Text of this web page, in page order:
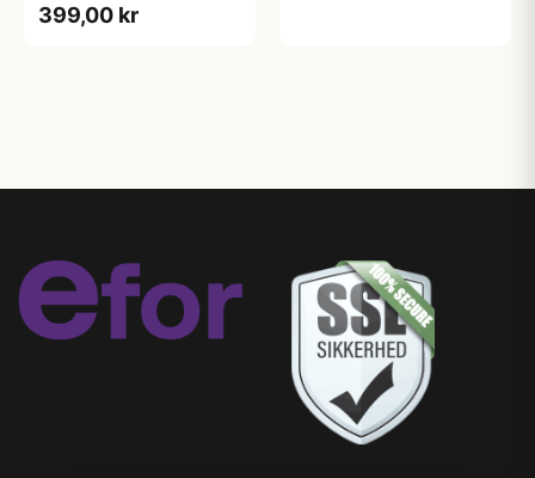
399,00 kr